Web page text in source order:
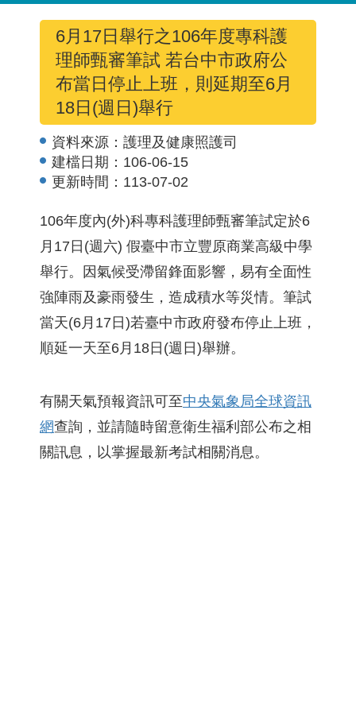
6月17日舉行之106年度專科護
理師甄審筆試 若台中市政府公
布當日停止上班，則延期至6月
18日(週日)舉行
資料來源： 護理及健康照護司
建檔日期： 106-06-15
更新時間： 113-07-02
106年度內(外)科專科護理師甄審筆試定於6
月17日(週六) 假臺中市立豐原商業高級中學
舉行。因氣候受滯留鋒面影響，易有全面性
強陣雨及豪雨發生，造成積水等災情。筆試
當天(6月17日)若臺中市政府發布停止上班，
順延一天至6月18日(週日)舉辦。
有關天氣預報資訊可至中央氣象局全球資訊
網查詢，並請隨時留意衛生福利部公布之相
關訊息，以掌握最新考試相關消息。